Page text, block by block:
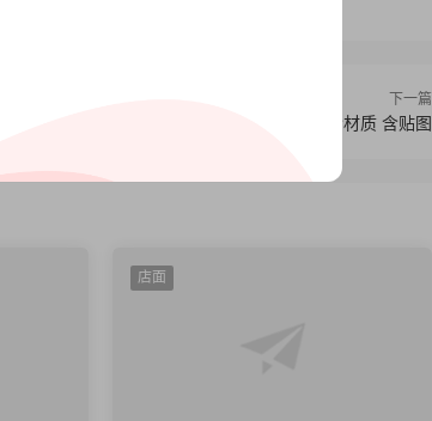
下一篇
C4D模型 Redshift渲染器毛发丝线工程 含材质 含贴图
店面